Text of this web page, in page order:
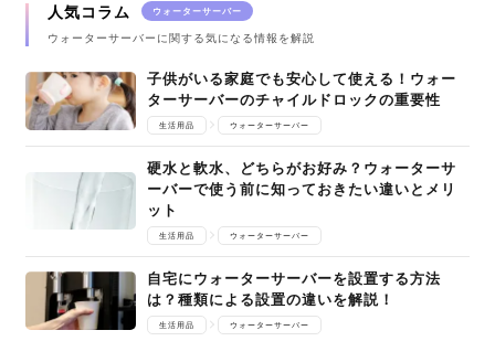
人気コラム ウォーターサーバー
ウォーターサーバーに関する気になる情報を解説
子供がいる家庭でも安心して使える！ウォー
ターサーバーのチャイルドロックの重要性
生活用品 ウォーターサーバー
硬水と軟水、どちらがお好み？ウォーターサ
ーバーで使う前に知っておきたい違いとメリ
ット
生活用品 ウォーターサーバー
自宅にウォーターサーバーを設置する方法
は？種類による設置の違いを解説！
生活用品 ウォーターサーバー